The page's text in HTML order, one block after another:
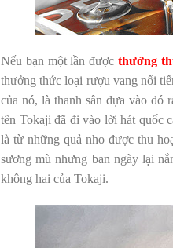
Nếu bạn một lần đượcthưởng
thưởng thức loại rượu vang nổi
của nó, là thanh sân dựa vào đó
tên Tokaji đã đi vào lời hát quốc
là từ những quả nho được thu
sương mù nhưng ban ngày lại
không hai của Tokaji.